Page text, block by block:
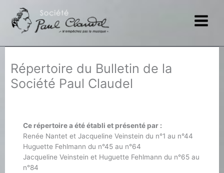
contenu
Répertoire du Bulletin de la
Société Paul Claudel
Ce répertoire a été établi et présenté par :
Renée Nantet et Jacqueline Veinstein du n°1 au n°44
Huguette Fehlmann du n°45 au n°64
Jacqueline Veinstein et Huguette Fehlmann du n°65 au
n°84